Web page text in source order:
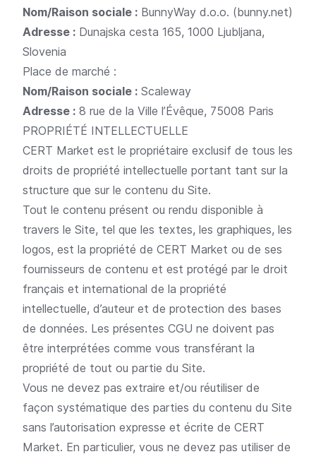
Nom/Raison sociale : BunnyWay d.o.o. (bunny.net)
Adresse : Dunajska cesta 165, 1000 Ljubljana,
Slovenia
Place de marché :
Nom/Raison sociale : Scaleway
Adresse : 8 rue de la Ville l’Évêque, 75008 Paris
PROPRIÉTÉ INTELLECTUELLE
CERT Market est le propriétaire exclusif de tous les
droits de propriété intellectuelle portant tant sur la
structure que sur le contenu du Site.
Tout le contenu présent ou rendu disponible à
travers le Site, tel que les textes, les graphiques, les
logos, est la propriété de CERT Market ou de ses
fournisseurs de contenu et est protégé par le droit
français et international de la propriété
intellectuelle, d’auteur et de protection des bases
de données. Les présentes CGU ne doivent pas
être interprétées comme vous transférant la
propriété de tout ou partie du Site.
Vous ne devez pas extraire et/ou réutiliser de
façon systématique des parties du contenu du Site
sans l’autorisation expresse et écrite de CERT
Market. En particulier, vous ne devez pas utiliser de